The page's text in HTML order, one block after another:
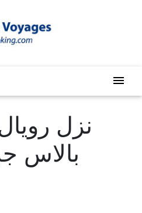
menu
نزل
بالاس